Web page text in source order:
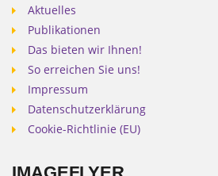
Aktuelles
Publikationen
Das bieten wir Ihnen!
So erreichen Sie uns!
Impressum
Datenschutzerklärung
Cookie-Richtlinie (EU)